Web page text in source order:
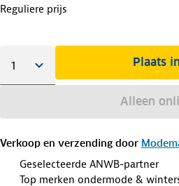
Reguliere prijs
Plaats
Alleen
Verkoop en verzending door
Geselecteerde ANWB-partner
Top merken ondermode &